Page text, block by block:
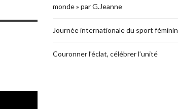
monde » par G.Jeanne
Journée internationale du sport féminin
Couronner l’éclat, célébrer l’unité